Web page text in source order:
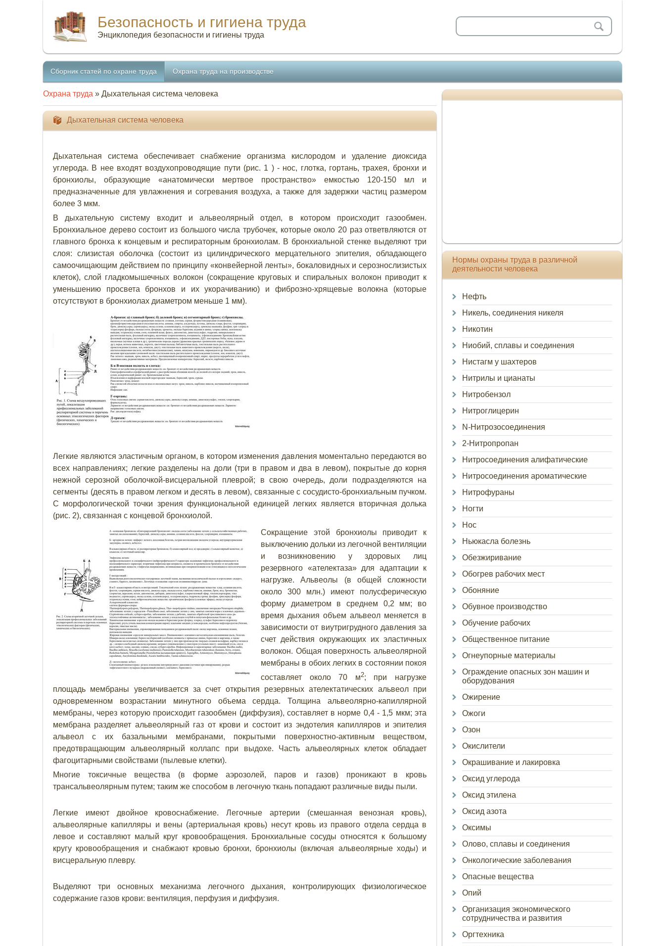
Безопасность и гигиена труда
Энциклопедия безопасности и гигиены труда
Сборник статей по охране труда Охрана труда на производстве
Охрана труда » Дыхательная система человека
Дыхательная система человека
Дыхательная система обеспечивает снабжение организма кислородом и удаление диоксида
углерода. В нее входят воздухопроводящие пути (рис. 1 ) - нос, глотка, гортань, трахея, бронхи и
бронхиолы, образующие «анатомически мертвое пространство» емкостью 120-150 мл и
предназначенные для увлажнения и согревания воздуха, а также для задержки частиц размером
более 3 мкм.
В дыхательную систему входит и альвеолярный отдел, в котором происходит газообмен.
Бронхиальное дерево состоит из большого числа трубочек, которые около 20 раз ответвляются от
главного бронха к концевым и респираторным бронхиолам. В бронхиальной стенке выделяют три
слоя: слизистая оболочка (состоит из цилиндрического мерцательного эпителия, обладающего
самоочищающим действием по принципу «конвейерной ленты», бокаловидных и серознослизистых
клеток), слой гладкомышечных волокон (сокращение круговых и спиральных волокон приводит к
уменьшению просвета бронхов и их укорачиванию) и фиброзно-хрящевые волокна (которые
отсутствуют в бронхиолах диаметром меньше 1 мм).
Легкие являются эластичным органом, в котором изменения давления моментально передаются во
всех направлениях; легкие разделены на доли (три в правом и два в левом), покрытые до корня
нежной серозной оболочкой-висцеральной плеврой; в свою очередь, доли подразделяются на
сегменты (десять в правом легком и десять в левом), связанные с сосудисто-бронхиальным пучком.
С морфологической точки зрения функциональной единицей легких является вторичная долька
(рис. 2), связанная с концевой бронхиолой.
Сокращение этой бронхиолы приводит к
выключению дольки из легочной вентиляции
и возникновению у здоровых лиц
резервного «ателектаза» для адаптации к
нагрузке. Альвеолы (в общей сложности
около 300 млн.) имеют полусферическую
форму диаметром в среднем 0,2 мм; во
время дыхания объем альвеол меняется в
зависимости от виутригрудного давления за
счет действия окружающих их эластичных
волокон. Общая поверхность альвеолярной
мембраны в обоих легких в состоянии покоя
составляет около 70 м2; при нагрузке
площадь мембраны увеличивается за счет открытия резервных ателектатических альвеол при
одновременном возрастании минутного объема сердца. Толщина альвеолярно-капиллярной
мембраны, через которую происходит газообмен (диффузия), составляет в норме 0,4 - 1,5 мкм; эта
мембрана разделяет альвеолярный газ от крови и состоит из эндотелия капилляров и эпителия
альвеол с их базальными мембранами, покрытыми поверхностно-активным веществом,
предотвращающим альвеолярный коллапс при выдохе. Часть альвеолярных клеток обладает
фагоцитарными свойствами (пылевые клетки).
Многие токсичные вещества (в форме аэрозолей, паров и газов) проникают в кровь
трансальвеолярным путем; таким же способом в легочную ткань попадают различные виды пыли.
Легкие имеют двойное кровоснабжение. Легочные артерии (смешанная венозная кровь),
альвеолярные капилляры и вены (артериальная кровь) несут кровь из правого отдела сердца в
левое и составляют малый круг кровообращения. Бронхиальные сосуды относятся к большому
кругу кровообращения и снабжают кровью бронхи, бронхиолы (включая альвеолярные ходы) и
висцеральную плевру.
Выделяют три основных механизма легочного дыхания, контролирующих физиологическое
содержание газов крови: вентиляция, перфузия и диффузия.
Нормы охраны труда в различной
деятельности человека
Нефть
Никель, соединения никеля
Никотин
Ниобий, сплавы и соединения
Нистагм у шахтеров
Нитрилы и цианаты
Нитробензол
Нитроглицерин
N-Нитрозосоединения
2-Нитропропан
Нитросоединения алифатические
Нитросоединения ароматические
Нитрофураны
Ногти
Нос
Ньюкасла болезнь
Обезжиривание
Обогрев рабочих мест
Обоняние
Обувное производство
Обучение рабочих
Общественное питание
Огнеупорные материалы
Ограждение опасных зон машин и
оборудования
Ожирение
Ожоги
Озон
Окислители
Окрашивание и лакировка
Оксид углерода
Оксид этилена
Оксид азота
Оксимы
Олово, сплавы и соединения
Онкологические заболевания
Опасные вещества
Опий
Организация экономического
сотрудничества и развития
Оргтехника